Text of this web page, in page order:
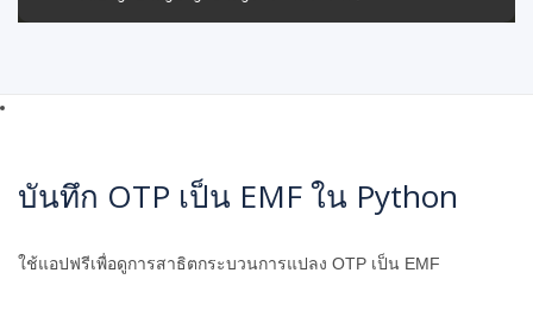
บันทึก OTP เป็น EMF ใน Python
ใช้แอปฟรีเพื่อดูการสาธิตกระบวนการแปลง OTP เป็น EMF